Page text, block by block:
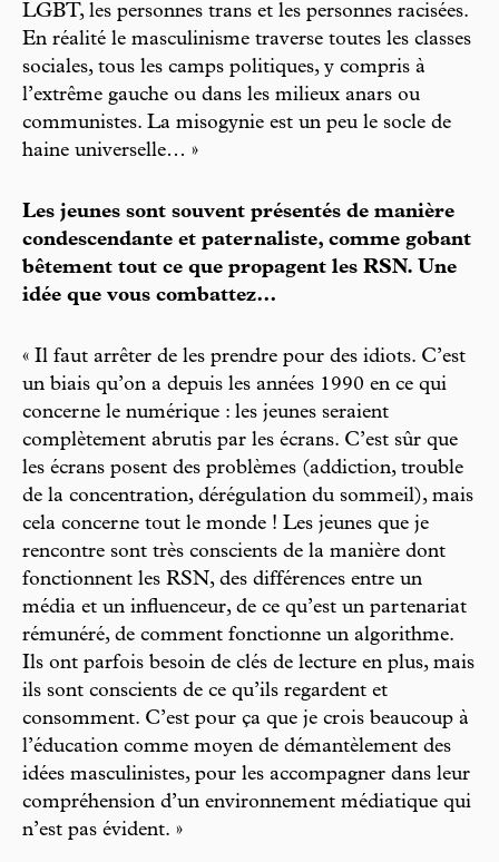
LGBT, les personnes trans et les personnes racisées.
En réalité le masculinisme traverse toutes les classes
sociales, tous les camps politiques, y compris à
l’extrême gauche ou dans les milieux anars ou
communistes. La misogynie est un peu le socle de
haine universelle… »
Les jeunes sont souvent présentés de manière
condescendante et paternaliste, comme gobant
bêtement tout ce que propagent les RSN. Une
idée que vous combattez…
« Il faut arrêter de les prendre pour des idiots. C’est
un biais qu’on a depuis les années 1990 en ce qui
concerne le numérique : les jeunes seraient
complètement abrutis par les écrans. C’est sûr que
les écrans posent des problèmes (addiction, trouble
de la concentration, dérégulation du sommeil), mais
cela concerne tout le monde ! Les jeunes que je
rencontre sont très conscients de la manière dont
fonctionnent les RSN, des différences entre un
média et un influenceur, de ce qu’est un partenariat
rémunéré, de comment fonctionne un algorithme.
Ils ont parfois besoin de clés de lecture en plus, mais
ils sont conscients de ce qu’ils regardent et
consomment. C’est pour ça que je crois beaucoup à
l’éducation comme moyen de démantèlement des
idées masculinistes, pour les accompagner dans leur
compréhension d’un environnement médiatique qui
n’est pas évident. »